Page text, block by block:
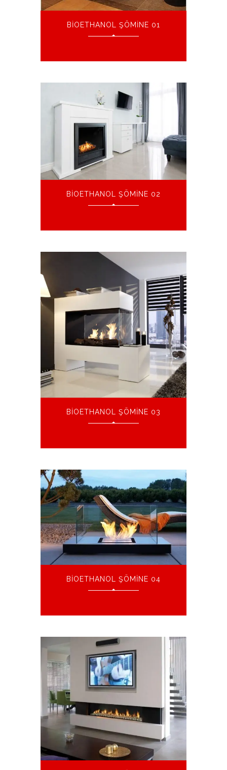
BIOETHANOL ŞÖMINE 01
BIOETHANOL ŞÖMINE 02
BIOETHANOL ŞÖMINE 03
BIOETHANOL ŞÖMINE 04